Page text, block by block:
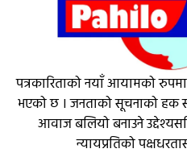
पत्रकारिताको नयाँ आयामको
भएको छ । जनताको सूचनाको हक
आवाज बलियो बनाउने
न्यायप्रतिको